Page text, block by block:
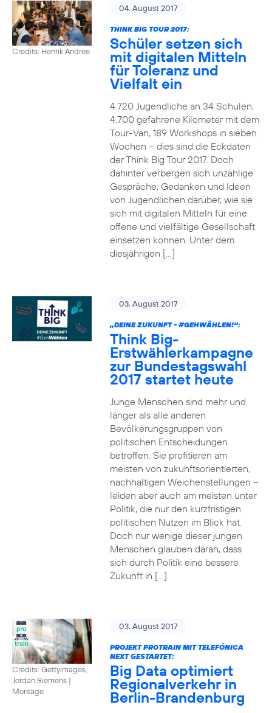
Credits: Henrik Andree
04. August 2017
THINK BIG TOUR 2017:
Schüler setzen sich
mit digitalen Mitteln
für Toleranz und
Vielfalt ein
4.720 Jugendliche an 34 Schulen,
4.700 gefahrene Kilometer mit dem
Tour-Van, 189 Workshops in sieben
Wochen – dies sind die Eckdaten
der Think Big Tour 2017. Doch
dahinter verbergen sich unzählige
Gespräche, Gedanken und Ideen
von Jugendlichen darüber, wie sie
sich mit digitalen Mitteln für eine
offene und vielfältige Gesellschaft
einsetzen können. Unter dem
diesjährigen […]
03. August 2017
„DEINE ZUKUNFT - #GEHWÄHLEN!“:
Think Big-
Erstwählerkampagne
zur Bundestagswahl
2017 startet heute
Junge Menschen sind mehr und
länger als alle anderen
Bevölkerungsgruppen von
politischen Entscheidungen
betroffen. Sie profitieren am
meisten von zukunftsorientierten,
nachhaltigen Weichenstellungen –
leiden aber auch am meisten unter
Politik, die nur den kurzfristigen
politischen Nutzen im Blick hat.
Doch nur wenige dieser jungen
Menschen glauben daran, dass
sich durch Politik eine bessere
Zukunft in […]
Credits: Gettyimages,
Jordan Siemens |
Montage
03. August 2017
PROJEKT PROTRAIN MIT TELEFÓNICA
NEXT GESTARTET:
Big Data optimiert
Regionalverkehr in
Berlin-Brandenburg